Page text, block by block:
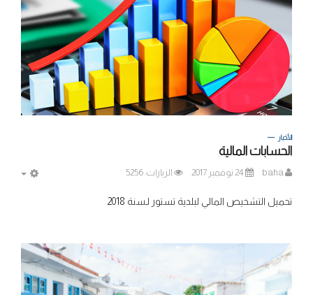
الأخبار
الحسابات المالية
baha 24 نوفمبر 2017 الزيارات: 5256
تحميل التشخيص المالي لبلدية تستور لـسنة 2018